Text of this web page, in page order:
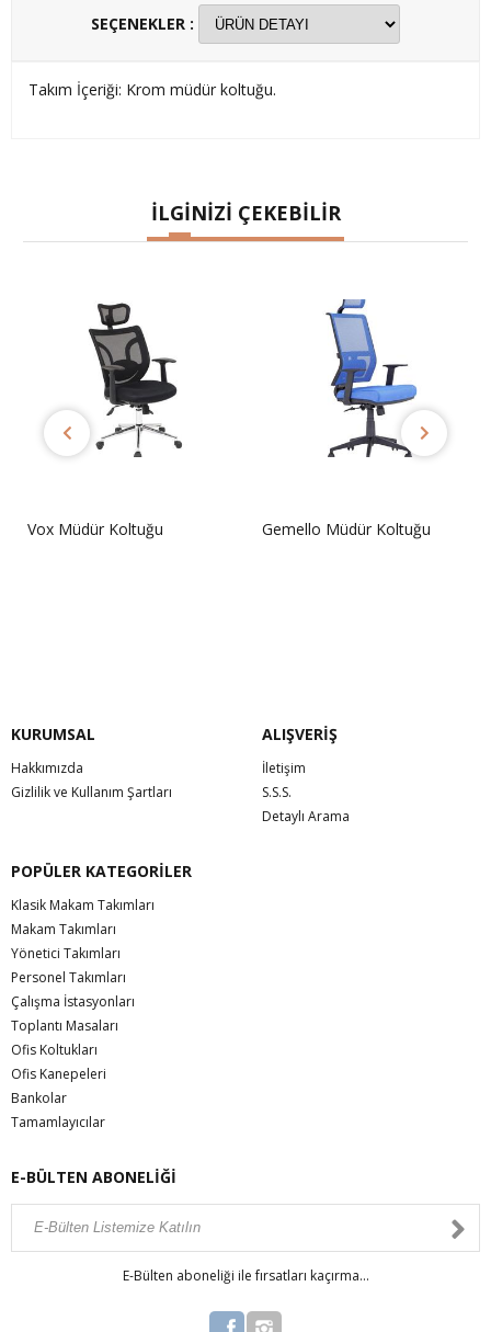
SEÇENEKLER :
Takım İçeriği: Krom müdür koltuğu.
İLGİNİZİ ÇEKEBİLİR
Vox Müdür Koltuğu Gemello Müdür Koltuğu
KURUMSAL
Hakkımızda
Gizlilik ve Kullanım Şartları
ALIŞVERİŞ
İletişim
S.S.S.
Detaylı Arama
POPÜLER KATEGORİLER
Klasik Makam Takımları
Makam Takımları
Yönetici Takımları
Personel Takımları
Çalışma İstasyonları
Toplantı Masaları
Ofis Koltukları
Ofis Kanepeleri
Bankolar
Tamamlayıcılar
E-BÜLTEN ABONELİĞİ
E-Bülten aboneliği ile fırsatları kaçırma...